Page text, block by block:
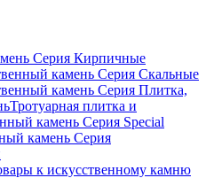
Серия Кирпичные
камень Серия Скальные
камень Серия Плитка,
Тротуарная плитка и
камень Серия Special
камень Серия
к искусственному камню